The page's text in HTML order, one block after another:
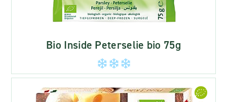
Bio Inside Peterselie bio 75g